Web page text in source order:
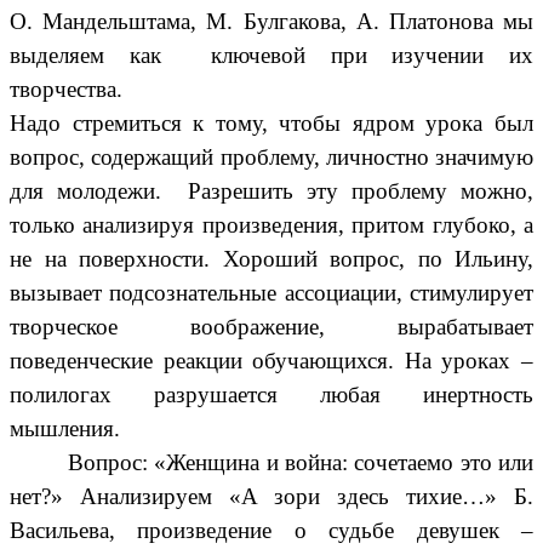
О. Мандельштама, М. Булгакова, А. Платонова мы
выделяем как ключевой при изучении их
творчества.
Надо стремиться к тому, чтобы ядром урока был
вопрос, содержащий проблему, личностно значимую
для молодежи. Разрешить эту проблему можно,
только анализируя произведения, притом глубоко, а
не на поверхности. Хороший вопрос, по Ильину,
вызывает подсознательные ассоциации, стимулирует
творческое воображение, вырабатывает
поведенческие реакции обучающихся. На уроках –
полилогах разрушается любая инертность
мышления.
Вопрос: «Женщина и война: сочетаемо это или
нет?» Анализируем «А зори здесь тихие…» Б.
Васильева, произведение о судьбе девушек –